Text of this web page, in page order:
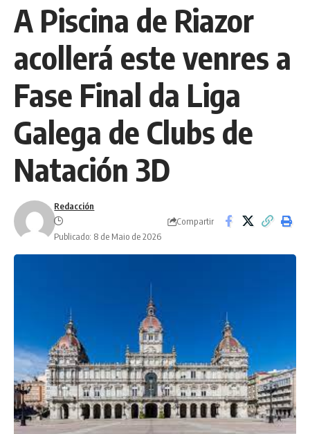
A Piscina de Riazor
acollerá este venres a
Fase Final da Liga
Galega de Clubs de
Natación 3D
Redacción
Publicado: 8 de Maio de 2026
Compartir